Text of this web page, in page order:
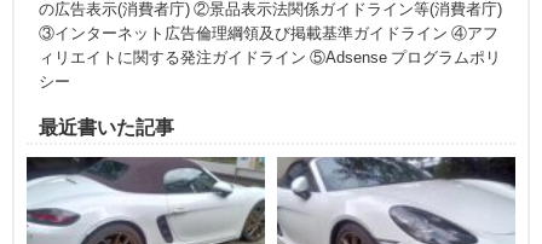
の広告表示(消費者庁) ②景品表示法関係ガイドライン等(消費者庁)
③インターネット広告倫理綱領及び掲載基準ガイドライン ④アフ
ィリエイトに関する発注ガイドライン ⑤Adsense プログラムポリ
シー
最近書いた記事